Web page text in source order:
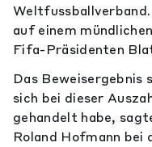
auf einem
Fifa-Präsidenten
Das Beweisergebnis
sich bei dieser
gehandelt habe,
Roland Hofmann bei